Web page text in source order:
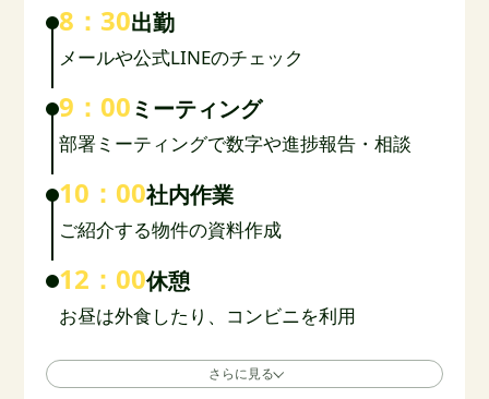
8：30出勤
メールや公式LINEのチェック
9：00ミーティング
部署ミーティングで数字や進捗報告・相談
10：00社内作業
ご紹介する物件の資料作成
12：00休憩
お昼は外食したり、コンビニを利用
さらに見る